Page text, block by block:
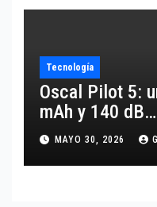
Tecnología
Oscal Pilot 5:
mAh y 140
MAYO 30, 2026